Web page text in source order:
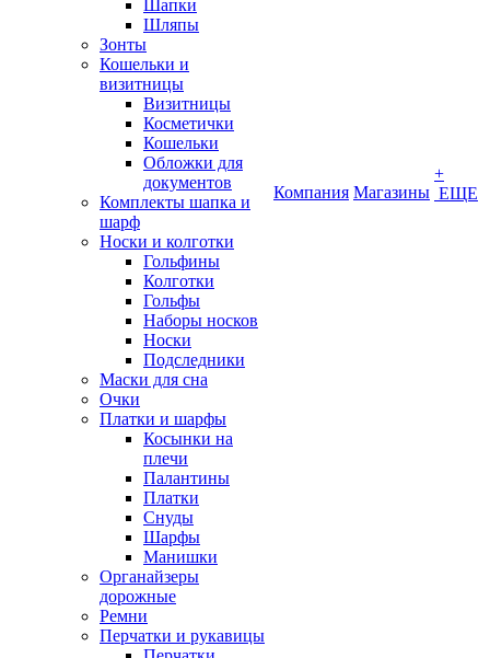
Шапки
Шляпы
Зонты
Кошельки и
визитницы
Визитницы
Косметички
Кошельки
Обложки для
документов
Комплекты шапка и
шарф
Носки и колготки
Гольфины
Колготки
Гольфы
Наборы носков
Носки
Подследники
Маски для сна
Очки
Платки и шарфы
Косынки на
плечи
Палантины
Платки
Снуды
Шарфы
Манишки
Органайзеры
дорожные
Ремни
Перчатки и рукавицы
Компания Магазины
+
ЕЩЕ